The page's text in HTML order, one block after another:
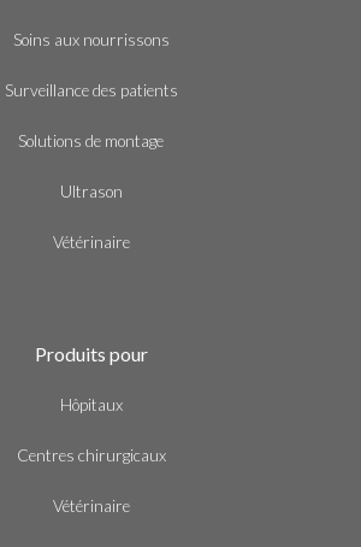
Soins aux nourrissons
Surveillance des patients
Solutions de montage
Ultrason
Vétérinaire
Produits pour
Hôpitaux
Centres chirurgicaux
Vétérinaire